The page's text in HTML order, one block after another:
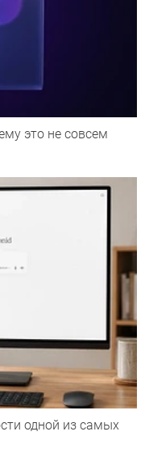
это не совсем
одной из самых